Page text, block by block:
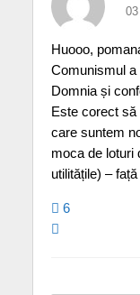
Huooo,
Comunismul
Domnia și
Este corect să
care suntem
moca de loturi
utilitățile) –
6